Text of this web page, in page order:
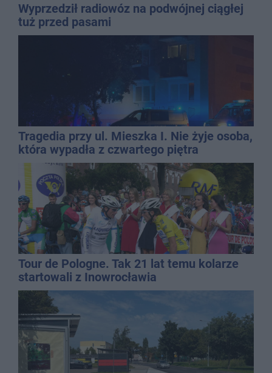
Wyprzedził radiowóz na podwójnej ciągłej
tuż przed pasami
Tragedia przy ul. Mieszka I. Nie żyje osoba,
która wypadła z czwartego piętra
Tour de Pologne. Tak 21 lat temu kolarze
startowali z Inowrocławia